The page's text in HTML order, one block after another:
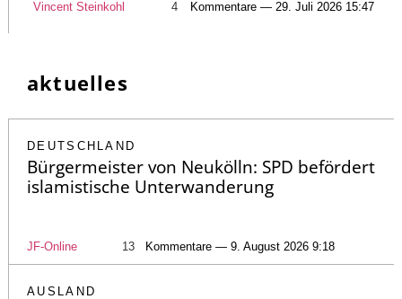
Vincent Steinkohl 4 Kommentare — 29. Juli 2026 15:47
aktuelles
DEUTSCHLAND
Bürgermeister von Neukölln: SPD befördert
islamistische Unterwanderung
JF-Online 13 Kommentare — 9. August 2026 9:18
AUSLAND